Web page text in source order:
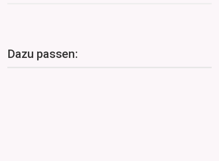
Dazu passen: